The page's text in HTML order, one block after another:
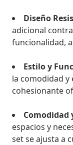
Diseño
adicional
funcionalidad,
Estilo y
la comodidad y
cohesionante
Comodidad
espacios y
set se ajusta a